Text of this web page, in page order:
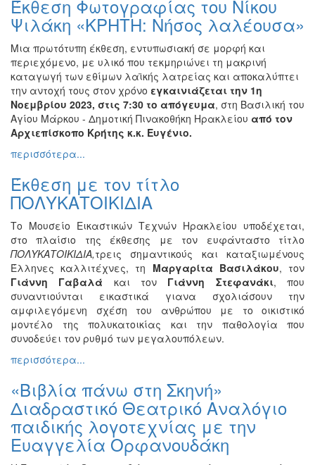
Βιβλίο
Ζωγραφική
Φωτογραφία
Τραγούδι
Μουσική
Κινηματογράφος
Χορός
Θέατρο
Ειδών
Συνέδρια
Ημερίδες
-
Διημερίδες
Σεμινάρια-
Διαλέξεις-
Ομιλίες
Διάφορες
Εκθέσεις
Εκδηλώσεις
Παιδιά
Άλλες
Εκδηλώσεις
Έκθεση Φωτογραφίας του Νίκου
Ψιλάκη «ΚΡΗΤΗ: Νήσος λαλέουσα»
Μια πρωτότυπη έκθεση, εντυπωσιακή σε μορφή και
περιεχόμενο, με υλικό που τεκμηριώνει τη μακρινή
καταγωγή των εθίμων λαϊκής λατρείας και αποκαλύπτει
την αντοχή τους στον χρόνο εγκαινιάζεται την 1η
Νοεμβρίου 2023, στις 7:30 το απόγευμα, στη Βασιλική του
Αγίου Μάρκου - Δημοτική Πινακοθήκη Ηρακλείου από τον
Αρχιεπίσκοπο Κρήτης κ.κ. Ευγένιο.
περισσότερα...
Έκθεση με τον τίτλο
ΠΟΛΥΚΑΤΟΙΚΙΔΙΑ
Το Μουσείο Εικαστικών Τεχνών Ηρακλείου υποδέχεται,
στο πλαίσιο της έκθεσης με τον ευφάνταστο τίτλο
ΠΟΛΥΚΑΤΟΙΚΙΔΙΑ,τρεις σημαντικούς και καταξιωμένους
Έλληνες καλλιτέχνες, τη Μαργαρίτα Βασιλάκου, τον
Γιάννη Γαβαλά και τον Γιάννη Στεφανάκι, που
συναντιούνται εικαστικά γιανα σχολιάσουν την
αμφιλεγόμενη σχέση του ανθρώπου με το οικιστικό
μοντέλο της πολυκατοικίας και την παθολογία που
συνοδεύει τον ρυθμό των μεγαλουπόλεων.
περισσότερα...
«Βιβλία πάνω στη Σκηνή»
Διαδραστικό Θεατρικό Αναλόγιο
παιδικής λογοτεχνίας με την
Ευαγγελία Ορφανουδάκη